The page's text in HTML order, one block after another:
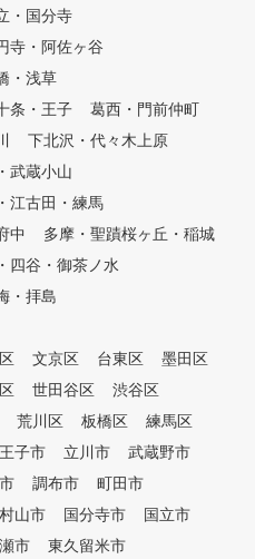
ンもあります！インドア
たことのない方、ぜひ参
かります) 7．ジュニアレ
もあります！未経験のお
も楽しくゴルフを始めら
。
・国分寺
寺・阿佐ヶ谷
・浅草
条・王子
葛西・門前仲町
下北沢・代々木上原
武蔵小山
江古田・練馬
中
多摩・聖蹟桜ヶ丘・稲城
四谷・御茶ノ水
・拝島
文京区 台東区
墨田区
世田谷区
渋谷区
荒川区 板橋区
練馬区
子市 立川市
武蔵野市
調布市
町田市
山市 国分寺市
国立市
市
東久留米市